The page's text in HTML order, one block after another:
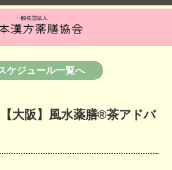
ケジュール一覧へ
大阪】風水薬膳®茶アドバ